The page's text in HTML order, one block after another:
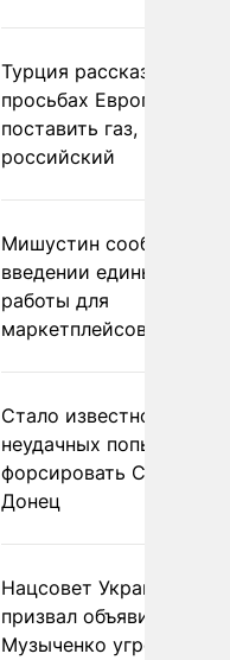
Турция рассказала о
просьбах Европы
поставить газ, но не
российский
Мишустин сообщил о
введении единых
работы для
маркетплейсов в ЕАЭС
Стало известно о
неудачных попытках
форсировать
Донец
Нацсовет Украины по
призвал объявить
Музыченко угрозой